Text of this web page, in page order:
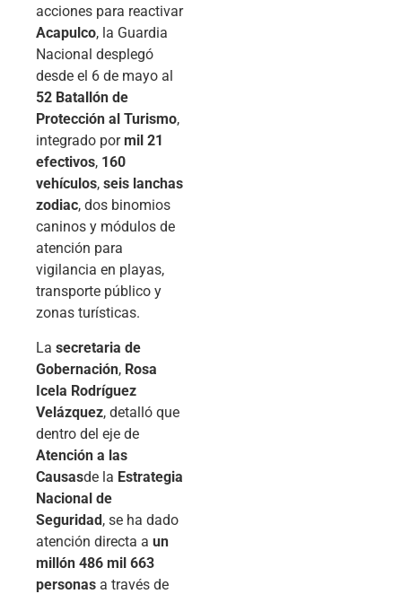
acciones para reactivar
Acapulco, la Guardia
Nacional desplegó
desde el 6 de mayo al
52 Batallón de
Protección al Turismo,
integrado pormil 21
efectivos, 160
vehículos, seis lanchas
zodiac, dos binomios
caninos y módulos de
atención para
vigilancia en playas,
transporte público y
zonas turísticas.
La secretaria de
Gobernación, Rosa
Icela Rodríguez
Velázquez, detalló que
dentro del eje de
Atención a las
Causasde la Estrategia
Nacional de
Seguridad, se ha dado
atención directa a un
millón 486 mil 663
personas a través de